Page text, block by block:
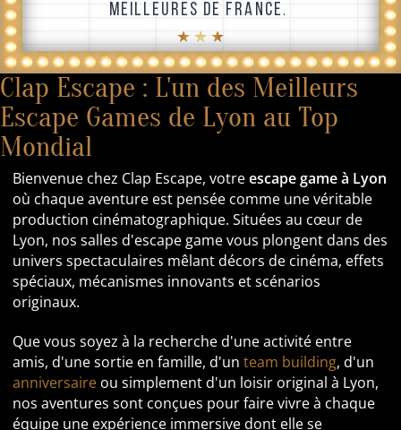
MEILLEURES DE FRANCE.
★ ★ ★
Clap Escape : L'un des Meilleurs
Escape Games de Lyon au Top
Mondial
Bienvenue chez Clap Escape, votreescape game à Lyon
où chaque aventure est pensée comme une véritable
production cinématographique. Situées au cœur de
Lyon, nos salles d'escape game vous plongent dans des
univers spectaculaires mêlant décors de cinéma, effets
spéciaux, mécanismes innovants et scénarios
originaux.
Que vous soyez à la recherche d'une activité entre
amis, d'une sortie en famille, d'un team building, d'un
anniversaire ou simplement d'un loisir original à Lyon,
nos aventures sont conçues pour faire vivre à chaque
équipe une expérience immersive dont elle se